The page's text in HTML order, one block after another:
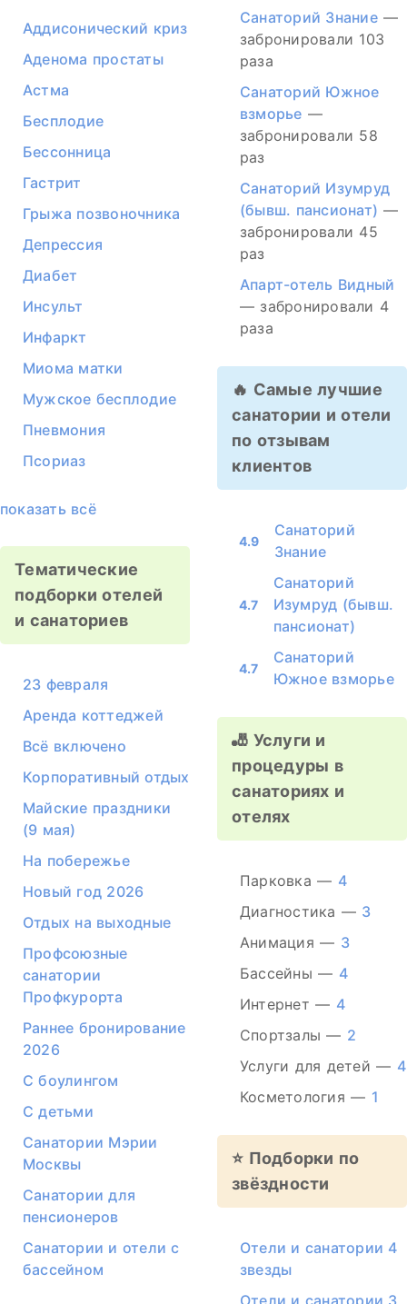
Аддисонический криз
Аденома простаты
Астма
Бесплодие
Бессонница
Гастрит
Грыжа позвоночника
Депрессия
Диабет
Инсульт
Инфаркт
Миома матки
Мужское бесплодие
Пневмония
Псориаз
показать всё
Тематические
подборки отелей
и санаториев
23 февраля
Аренда коттеджей
Всё включено
Корпоративный отдых
Майские праздники
(9 мая)
На побережье
Новый год 2026
Отдых на выходные
Профсоюзные
санатории
Профкурорта
Раннее бронирование
2026
С боулингом
С детьми
Санатории Мэрии
Москвы
Санатории для
пенсионеров
Санатории и отели с
бассейном
Санаторий Знание —
забронировали 103
раза
Санаторий Южное
взморье —
забронировали 58
раз
Санаторий Изумруд
(бывш. пансионат) —
забронировали 45
раз
Апарт-отель Видный
— забронировали 4
раза
🔥 Самые лучшие
санатории и отели
по отзывам
клиентов
4.9
Санаторий
Знание
4.7
Санаторий
Изумруд (бывш.
пансионат)
4.7
Санаторий
Южное взморье
🎳 Услуги и
процедуры в
санаториях и
отелях
Парковка — 4
Диагностика — 3
Анимация — 3
Бассейны — 4
Интернет — 4
Спортзалы — 2
Услуги для детей — 4
Косметология — 1
⭐ Подборки по
звёздности
Отели и санатории 4
звезды
Отели и санатории 3